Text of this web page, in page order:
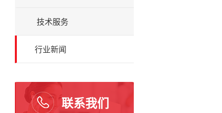
技术服务
行业新闻
联系我们